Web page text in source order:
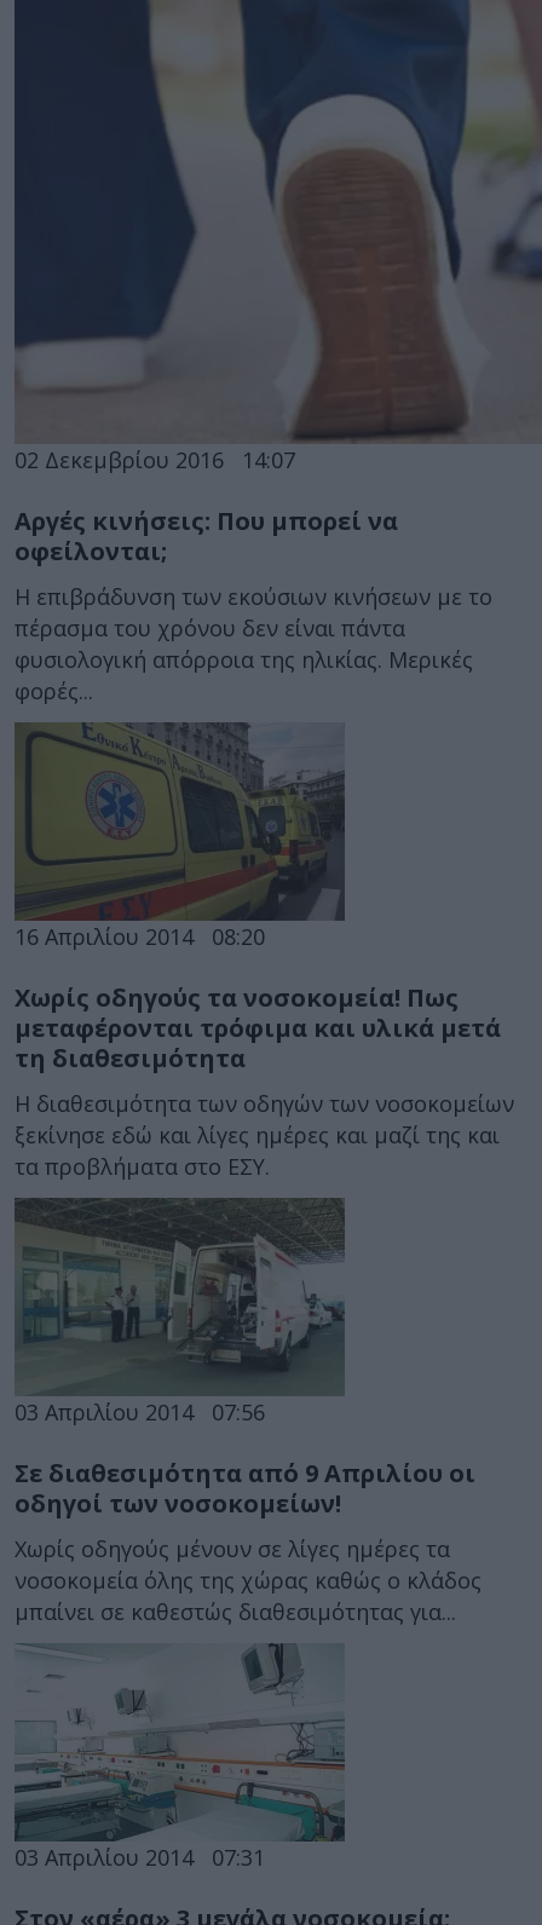
02 Δεκεμβρίου 2016 14:07
Αργές κινήσεις: Που μπορεί να
οφείλονται;
Η επιβράδυνση των εκούσιων κινήσεων με το
πέρασμα του χρόνου δεν είναι πάντα
φυσιολογική απόρροια της ηλικίας. Μερικές
φορές...
16 Απριλίου 2014 08:20
Χωρίς οδηγούς τα νοσοκομεία! Πως
μεταφέρονται τρόφιμα και υλικά μετά
τη διαθεσιμότητα
Η διαθεσιμότητα των οδηγών των νοσοκομείων
ξεκίνησε εδώ και λίγες ημέρες και μαζί της και
τα προβλήματα στο ΕΣΥ.
03 Απριλίου 2014 07:56
Σε διαθεσιμότητα από 9 Απριλίου οι
οδηγοί των νοσοκομείων!
Χωρίς οδηγούς μένουν σε λίγες ημέρες τα
νοσοκομεία όλης της χώρας καθώς ο κλάδος
μπαίνει σε καθεστώς διαθεσιμότητας για...
03 Απριλίου 2014 07:31
Στον «αέρα» 3 μεγάλα νοσοκομεία: